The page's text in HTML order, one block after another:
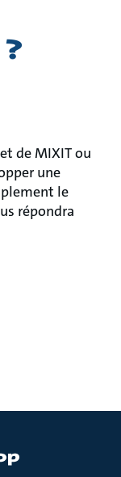
de MIXIT ou
une
le
répondra